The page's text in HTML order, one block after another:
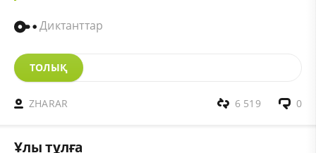
Диктанттар
ТОЛЫҚ
ZHARAR 0
6 519
Ұлы тұлға